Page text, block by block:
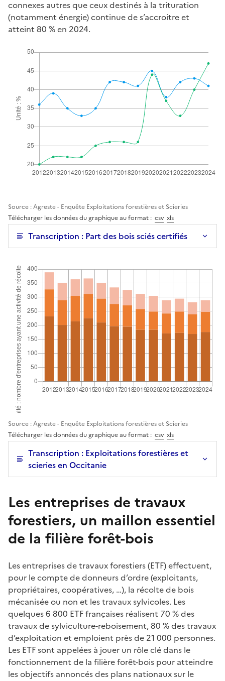
connexes autres que ceux destinés à la trituration
(notamment énergie) continue de s’accroitre et
atteint 80 % en 2024.
Source : Agreste - Enquête Exploitations forestières et Scieries
Télécharger les données du graphique au format : csv xls
Transcription : Part des bois sciés certifiés
Source : Agreste - Enquête Exploitations forestières et Scieries
Télécharger les données du graphique au format : csv xls
Transcription : Exploitations forestières et
scieries en Occitanie
Les entreprises de travaux
forestiers, un maillon essentiel
de la filière forêt-bois
Les entreprises de travaux forestiers (ETF) effectuent,
pour le compte de donneurs d’ordre (exploitants,
propriétaires, coopératives, …), la récolte de bois
mécanisée ou non et les travaux sylvicoles. Les
quelques 6 800 ETF françaises réalisent 70 % des
travaux de sylviculture-reboisement, 80 % des travaux
d’exploitation et emploient près de 21 000 personnes.
Les ETF sont appelées à jouer un rôle clé dans le
fonctionnement de la filière forêt-bois pour atteindre
les objectifs annoncés des plans nationaux sur le